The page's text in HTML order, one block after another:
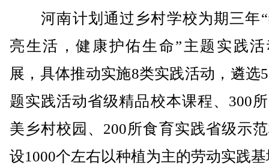
河南计划通过乡村学校为期三年“
亮生活，健康护佑生命”主题实践
展，具体推动实施8类实践活动，遴选
题实践活动省级精品校本课程、300
美乡村校园、200所食育实践省级示
设1000个左右以种植为主的劳动实践